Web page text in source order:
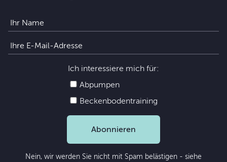
Ich interessiere mich für:
Abpumpen
Beckenbodentraining
Abonnieren
Nein, wir werden Sie nicht mit Spam belästigen - siehe